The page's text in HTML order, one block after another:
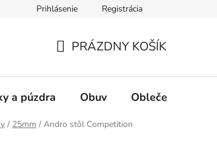
Prihlásenie Registrácia
KOŠÍK
PRÁZDNY KOŠÍK
a púzdra Obuv Oblečenie
/ 25mm / Andro stôl Competition